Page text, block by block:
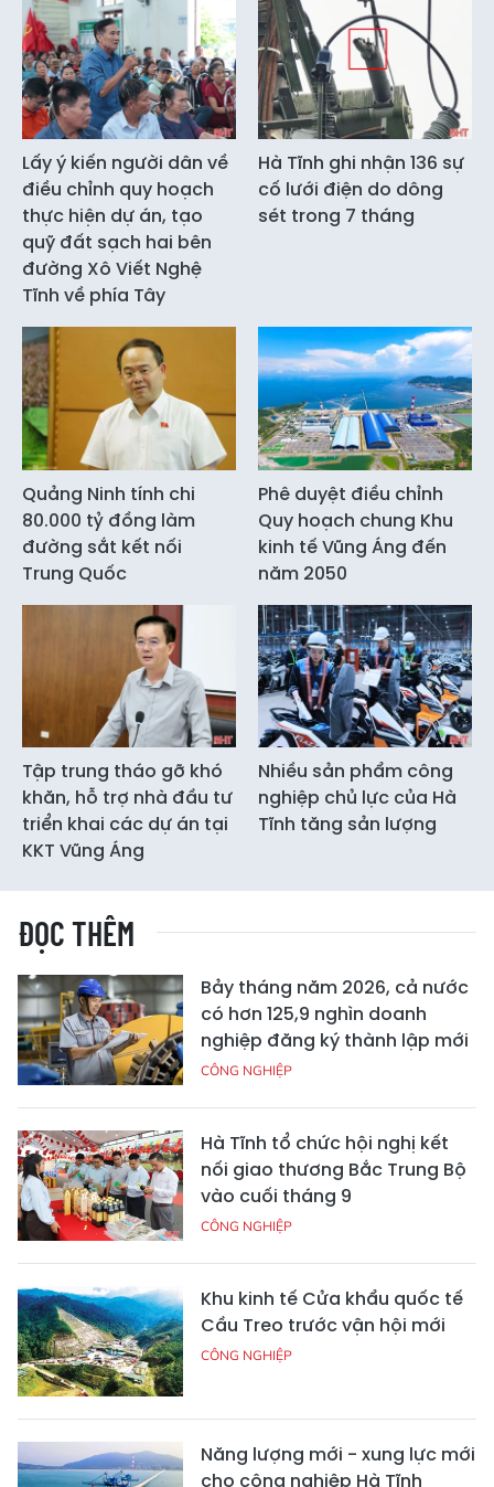
Lấy ý kiến người dân về
điều chỉnh quy hoạch
thực hiện dự án, tạo
quỹ đất sạch hai bên
đường Xô Viết Nghệ
Tĩnh về phía Tây
Hà Tĩnh ghi nhận 136 sự
cố lưới điện do dông
sét trong 7 tháng
Quảng Ninh tính chi
80.000 tỷ đồng làm
đường sắt kết nối
Trung Quốc
Phê duyệt điều chỉnh
Quy hoạch chung Khu
kinh tế Vũng Áng đến
năm 2050
Tập trung tháo gỡ khó
khăn, hỗ trợ nhà đầu tư
triển khai các dự án tại
KKT Vũng Áng
Nhiều sản phẩm công
nghiệp chủ lực của Hà
Tĩnh tăng sản lượng
ĐỌC THÊM
Bảy tháng năm 2026, cả nước
có hơn 125,9 nghìn doanh
nghiệp đăng ký thành lập mới
CÔNG NGHIỆP
Hà Tĩnh tổ chức hội nghị kết
nối giao thương Bắc Trung Bộ
vào cuối tháng 9
CÔNG NGHIỆP
Khu kinh tế Cửa khẩu quốc tế
Cầu Treo trước vận hội mới
CÔNG NGHIỆP
Năng lượng mới - xung lực mới
cho công nghiệp Hà Tĩnh